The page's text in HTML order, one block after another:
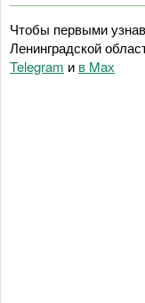
Чтобы первыми
Ленинградской
Telegram и в Maх